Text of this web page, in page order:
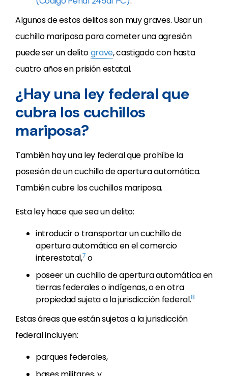
Algunos de estos delitos son muy graves. Usar un
cuchillo mariposa para cometer una agresión
puede ser un delitograve, castigado con hasta
cuatro años en prisión estatal.
¿Hay una ley federal que
cubra los cuchillos
mariposa?
También hay una ley federal que prohíbe la
posesión de un cuchillo de apertura automática.
También cubre los cuchillos mariposa.
Esta ley hace que sea un delito:
introducir o transportar un cuchillo de
apertura automática en el comercio
interestatal,7 o
poseer un cuchillo de apertura automática en
tierras federales o indígenas, o en otra
propiedad sujeta a la jurisdicción federal.8
Estas áreas que están sujetas a la jurisdicción
federal incluyen:
parques federales,